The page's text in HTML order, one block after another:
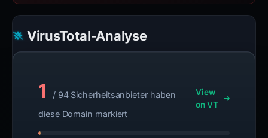
VirusTotal-Analyse
1
/ 94 Sicherheitsanbieter haben
diese Domain markiert
View
on VT